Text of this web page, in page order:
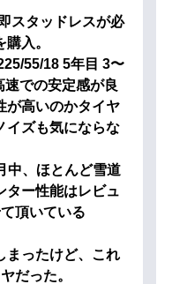
スタッドレスが必
入。
55/18 5年目 3〜
での安定感が良
が高いのかタイヤ
イズも気にならな
中、ほとんど雪道
ター性能はレビュ
頂いている
まったけど、これ
だった。